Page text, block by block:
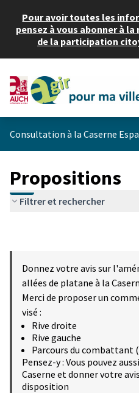
Pour avoir toutes les
pensez à vous abonner à
de la participation
Consultation à la Caserne
Propositions
Filtrer et rechercher
Donnez votre avis sur
allées de platane à la
Merci de proposer un
visé :
Rive droite
Rive gauche
Parcours du combattant
Pensez-y : Vous pouvez
Caserne et donner votre
disposition